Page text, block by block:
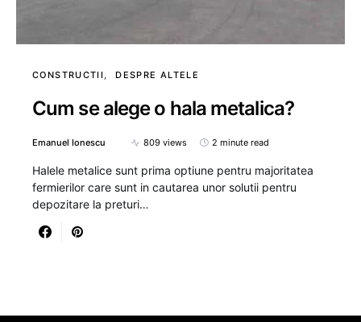
CONSTRUCTII DESPRE ALTELE
Cum se alege o hala metalica?
Emanuel Ionescu 809 views 2 minute read
Halele metalice sunt prima optiune pentru majoritatea
fermierilor care sunt in cautarea unor solutii pentru
depozitare la preturi…